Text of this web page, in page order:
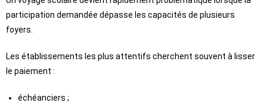
participation demandée dépasse les capacités de plusieurs
foyers.
Les établissements les plus attentifs cherchent souvent à lisser
le paiement :
échéanciers ;